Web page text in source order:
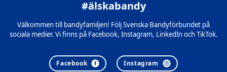
#älskabandy
Välkommen till bandyfamiljen! Följ Svenska Bandyförbundet på
sociala medier. Vi finns på Facebook, Instagram, LinkedIn och TikTok.
Facebook Instagram